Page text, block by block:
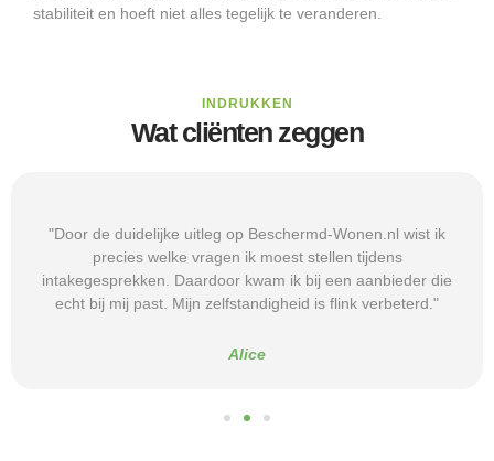
stabiliteit en hoeft niet alles tegelijk te veranderen.
INDRUKKEN
Wat cliënten zeggen
"Door de duidelijke uitleg op Beschermd-Wonen.nl wist ik
precies welke vragen ik moest stellen tijdens
intakegesprekken. Daardoor kwam ik bij een aanbieder die
echt bij mij past. Mijn zelfstandigheid is flink verbeterd."
Alice